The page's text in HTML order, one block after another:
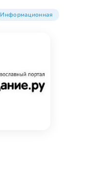
Информационная